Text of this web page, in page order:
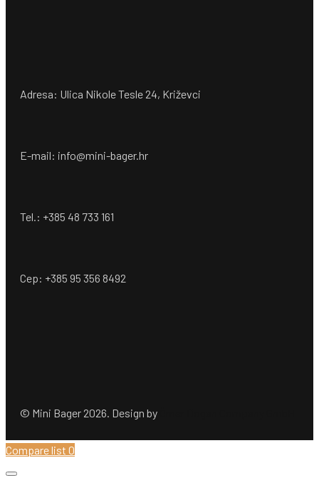
Adresa: Ulica Nikole Tesle 24, Križevci
E-mail: info@mini-bager.hr
Tel.: +385 48 733 161
Cep: +385 95 356 8492
© Mini Bager 2026. Design by
Compare list 0